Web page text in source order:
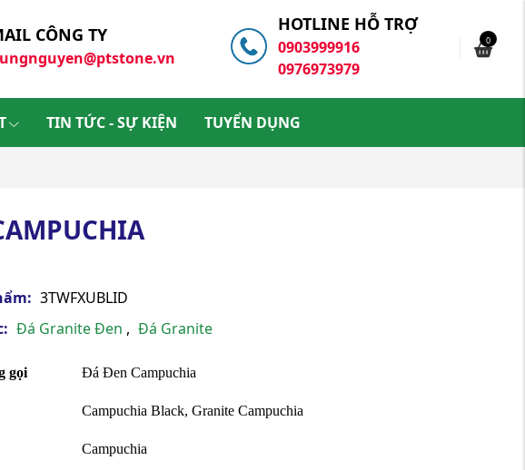
CÔNG TY HOTLINE HỖ TRỢ
0903999916
0976973979
0
TIN TỨC - SỰ KIỆN TUYỂN DỤNG
3TWFXUBLID
Đá Granite Đen , Đá Granite
gọi Đá Đen Campuchia
Campuchia Black, Granite Campuchia
Campuchia